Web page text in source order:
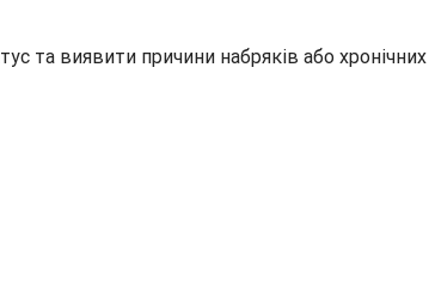
та виявити причини набряків або